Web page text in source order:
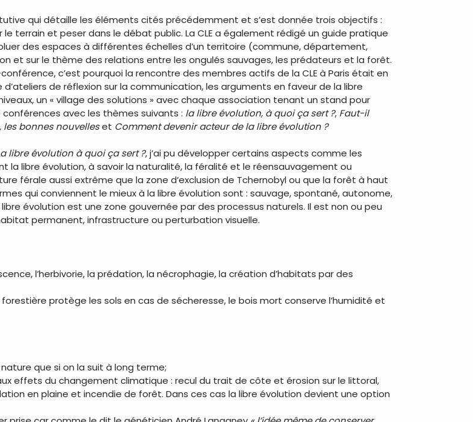
qui détaille les éléments cités précédemment et s’est donnée trois objectifs :
terrain et peser dans le débat public. La CLE a également rédigé un guide pratique
des espaces à différentes échelles d’un territoire (commune, département,
et sur le thème des relations entre les ongulés sauvages, les prédateurs et la forêt.
c’est pourquoi la rencontre des membres actifs de la CLE à Paris était en
de réflexion sur la communication, les arguments en faveur de la libre
un « village des solutions » avec chaque association tenant un stand pour
avec les thèmes suivants : la libre évolution, à quoi ça sert ?, Faut-il
les bonnes nouvelleset Comment devenir acteur de la libre évolution ?
libre évolution à quoi ça sert ?, j’ai pu développer certains aspects comme les
libre évolution, à savoir la naturalité, la féralité et le réensauvagement ou
férale aussi extrême que la zone d’exclusion de Tchernobyl ou que la forêt à haut
qui conviennent le mieux à la libre évolution sont : sauvage, spontané, autonome,
évolution est une zone gouvernée par des processus naturels. Il est non ou peu
permanent, infrastructure ou perturbation visuelle.
l’herbivorie, la prédation, la nécrophagie, la création d’habitats par des
protège les sols en cas de sécheresse, le bois mort conserve l’humidité et
que si on la suit à long terme;
effets du changement climatique : recul du trait de côte et érosion sur le littoral,
en plaine et incendie de forêt. Dans ces cas la libre évolution devient une option